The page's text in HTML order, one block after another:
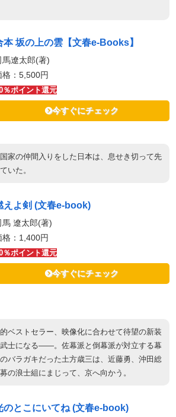
本 坂の上の雲【文春e-Books】
馬遼太郎(著)
格：5,500円
％ポイント還元
今すぐにチェック
家の仲間入りをした日本は、息せき切って先
いた。
えよ剣 (文春e-book)
馬 遼太郎(著)
格：1,400円
％ポイント還元
今すぐにチェック
ベストセラー、映像化に合わせて待望の新装
士になる――。佐幕派と倒幕派が対立する幕
バラガキだった土方歳三は、近藤勇、沖田総
の浪士組にまじって、京へ向かう。
のとこにいてね (文春e-book)